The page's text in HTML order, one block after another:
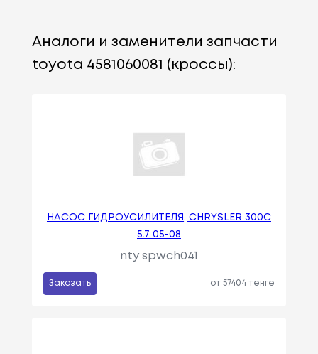
Аналоги и заменители запчасти
toyota 4581060081 (кроссы):
НАСОС ГИДРОУСИЛИТЕЛЯ, CHRYSLER 300C
5.7 05-08
nty spwch041
Заказать от 57404 тенге